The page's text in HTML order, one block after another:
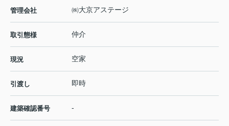
管理会社 ㈱大京アステージ
取引態様 仲介
現況 空家
引渡し 即時
建築確認番号 -